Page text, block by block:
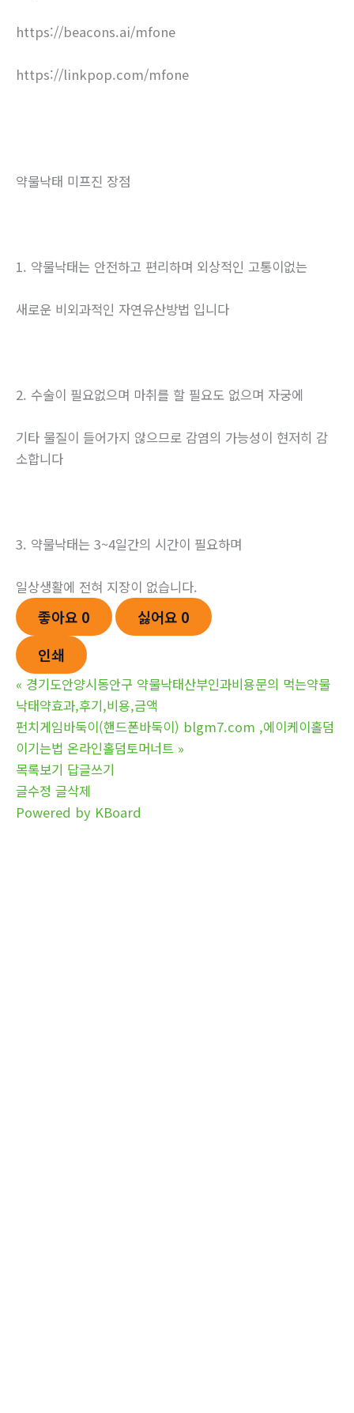
https://beacons.ai/mfone
https://linkpop.com/mfone
약물낙태 미프진 장점
1. 약물낙태는 안전하고 편리하며 외상적인 고통이없는
새로운 비외과적인 자연유산방법 입니다
2. 수술이 필요없으며 마취를 할 필요도 없으며 자궁에
기타 물질이 들어가지 않으므로 감염의 가능성이 현저히 감
소합니다
3. 약물낙태는 3~4일간의 시간이 필요하며
일상생활에 전혀 지장이 없습니다.
좋아요 0 싫어요 0
인쇄
« 경기도안양시동안구 약물낙태산부인과비용문의 먹는약물
낙태약효과,후기,비용,금액
펀치게­임바둑­이(핸드폰바둑­이) blgm7.com ,에이케이홀­덤
이기는법 온라인홀­덤토머너트 »
목록보기 답글쓰기
글수정 글삭제
Powered by KBoard